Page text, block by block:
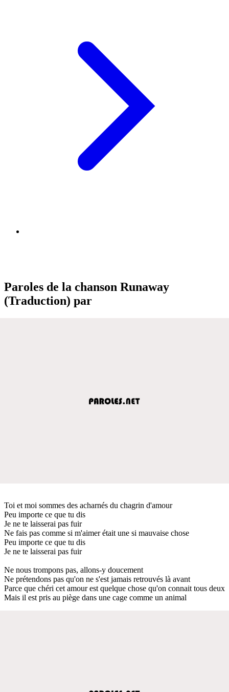
Paroles de la chanson Runaway
(Traduction) par
Toi et moi sommes des acharnés du chagrin d'amour
Peu importe ce que tu dis
Je ne te laisserai pas fuir
Ne fais pas comme si m'aimer était une si mauvaise chose
Peu importe ce que tu dis
Je ne te laisserai pas fuir
Ne nous trompons pas, allons-y doucement
Ne prétendons pas qu'on ne s'est jamais retrouvés là avant
Parce que chéri cet amour est quelque chose qu'on connait tous deux
Mais il est pris au piège dans une cage comme un animal